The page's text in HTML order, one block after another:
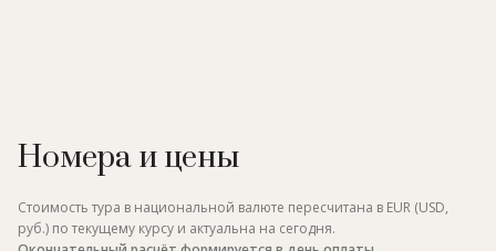
Номера и цены
Стоимость тура в национальной валюте пересчитана в EUR (USD,
руб.) по текущему курсу и актуальна на сегодня.